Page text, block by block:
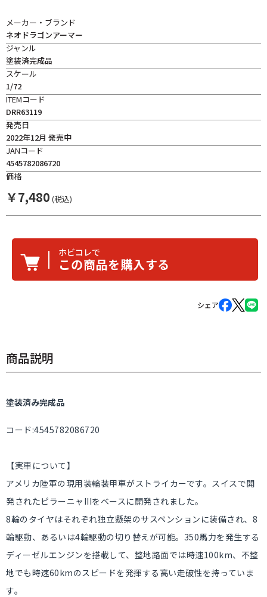
メーカー・ブランド
ネオドラゴンアーマー
ジャンル
塗装済完成品
スケール
1/72
ITEMコード
DRR63119
発売日
2022年12月 発売中
JANコード
4545782086720
価格
￥7,480 (税込)
ホビコレで
この商品を購入する
シェア
商品説明
塗装済み完成品
コード:4545782086720
【実車について】
アメリカ陸軍の現用装輪装甲車がストライカーです。スイスで開
発されたピラーニャIIIをベースに開発されました。
8輪のタイヤはそれぞれ独立懸架のサスペンションに装備され、8
輪駆動、あるいは4輪駆動の切り替えが可能。350馬力を発生する
ディーゼルエンジンを搭載して、整地路面では時速100km、不整
地でも時速60kmのスピードを発揮する高い走破性を持っていま
す。